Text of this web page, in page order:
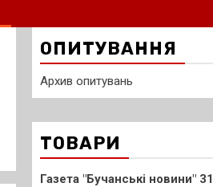
ОПИТУВАННЯ
Архив опитувань
ТОВАРИ
Газета "Бучанські новини"